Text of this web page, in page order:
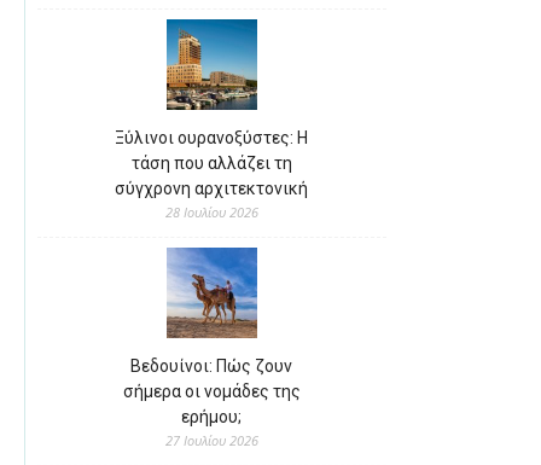
Ξύλινοι ουρανοξύστες: Η
τάση που αλλάζει τη
σύγχρονη αρχιτεκτονική
28 Ιουλίου 2026
Βεδουίνοι: Πώς ζουν
σήμερα οι νομάδες της
ερήμου;
27 Ιουλίου 2026